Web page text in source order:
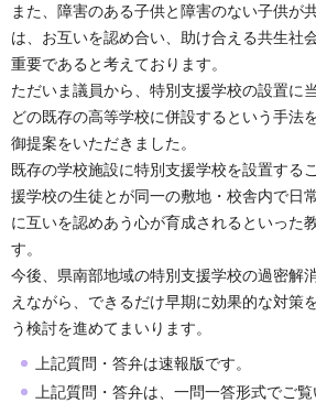
また、障害のある子供と障害のない子供が
は、お互いを認め合い、助け合える共生社
重要であると考えております。
ただいま議員から、特別支援学校の設置に
どの既存の高等学校に併設するという手法
御提案をいただきました。
既存の学校施設に特別支援学校を設置する
援学校の生徒とが同一の敷地・校舎内で日
に互いを認めあう心が育成されるといった
す。
今後、県南部地域の特別支援学校の過密解
えながら、できるだけ早期に効果的な対策
う検討を進めてまいります。
上記質問・答弁は速報版です。
上記質問・答弁は、一問一答形式でご